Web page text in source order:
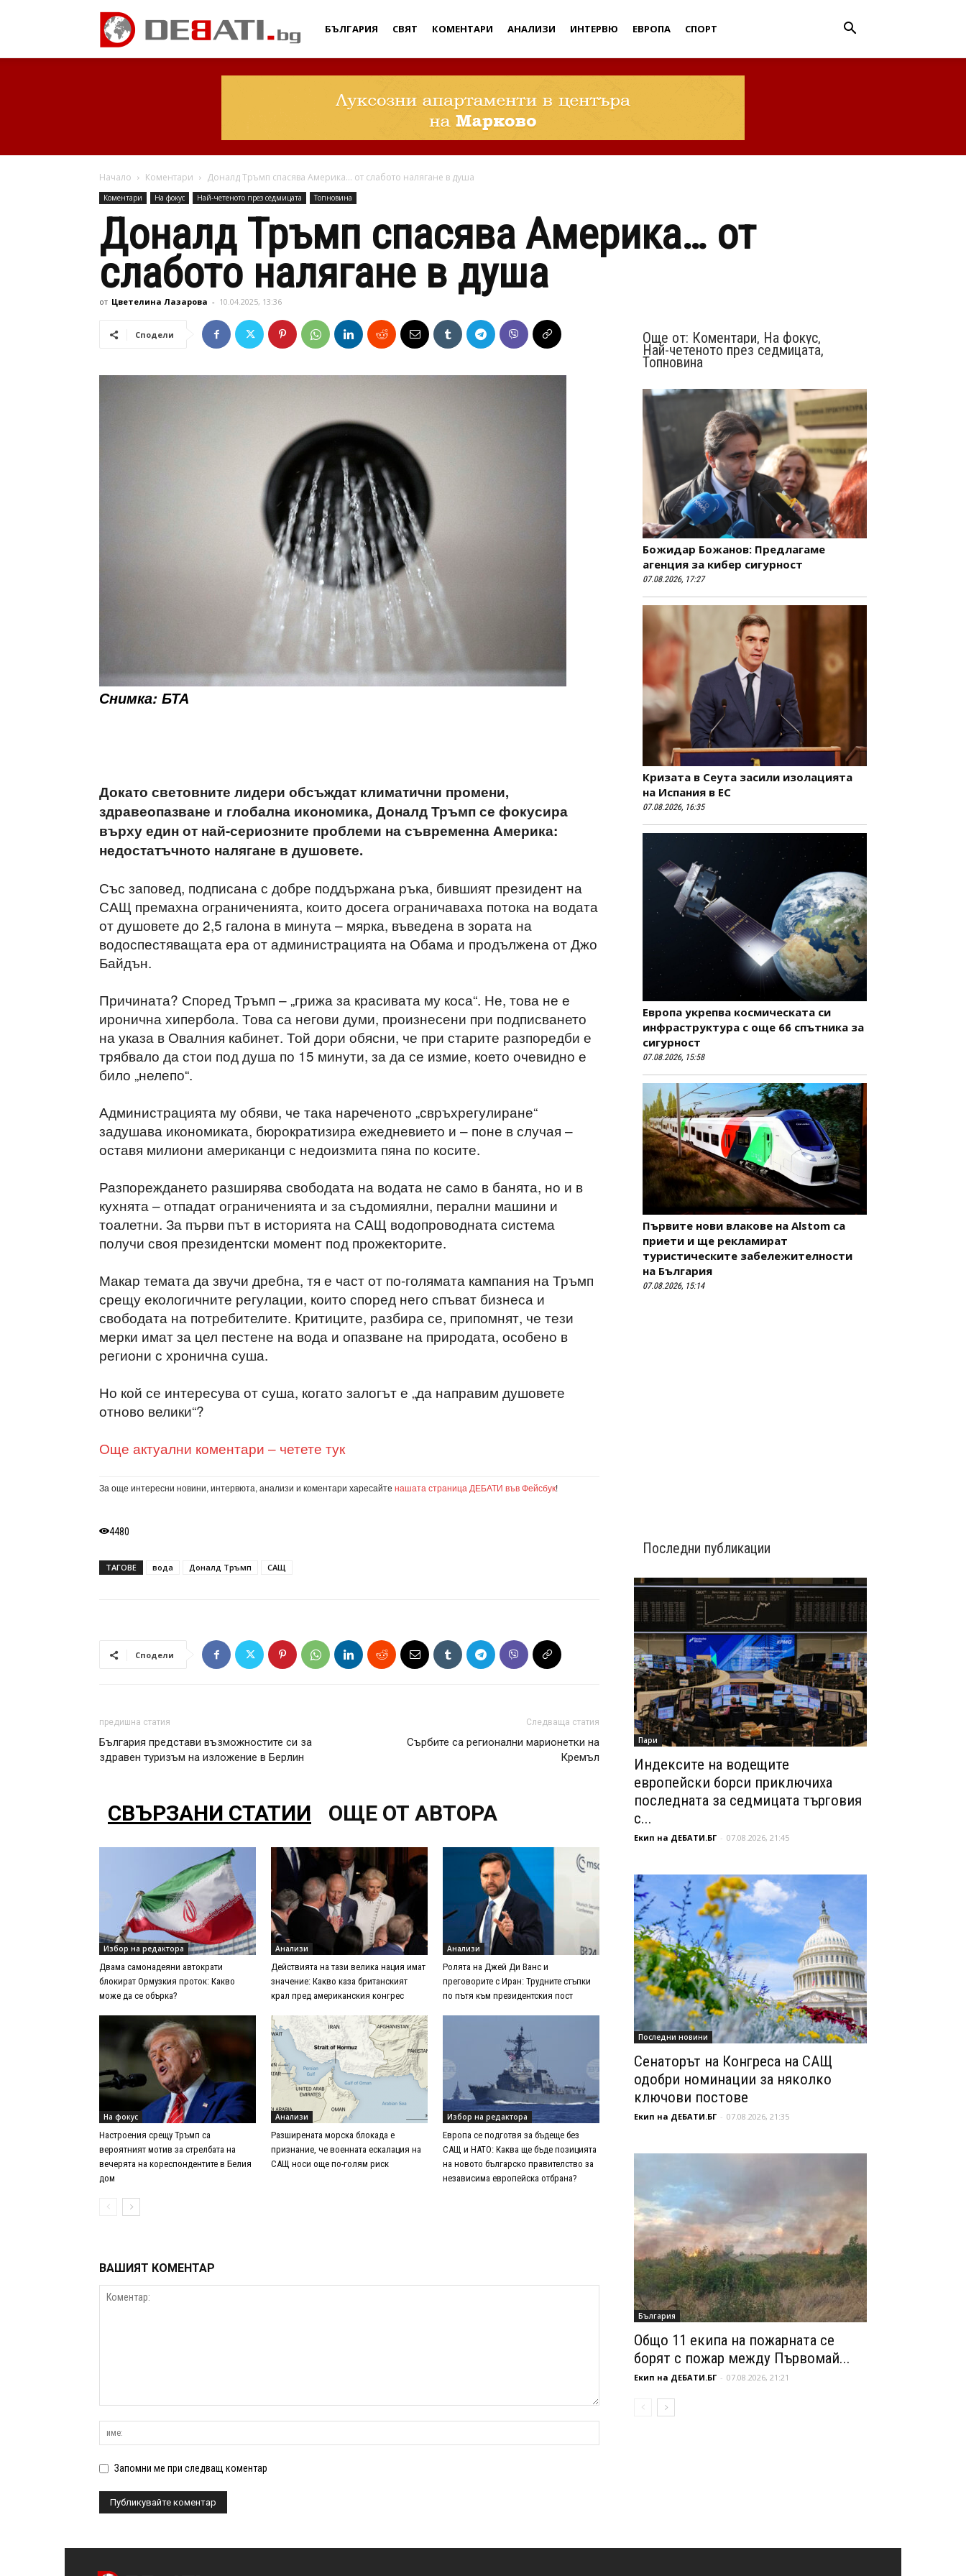
Дебати
БЪЛГАРИЯ СВЯТ КОМЕНТАРИ АНАЛИЗИ ИНТЕРВЮ ЕВРОПА СПОРТ
Начало Коментари Доналд Тръмп спасява Америка… от слабото налягане в душа
Коментари На фокус Най-четеното през седмицата Топновина
Доналд Тръмп спасява Америка… от
слабото налягане в душа
от Цветелина Лазарова - 10.04.2025, 13:36
Сподели
Снимка: БТА
Докато световните лидери обсъждат климатични промени,
здравеопазване и глобална икономика, Доналд Тръмп се фокусира
върху един от най-сериозните проблеми на съвременна Америка:
недостатъчното налягане в душовете.
Със заповед, подписана с добре поддържана ръка, бившият президент на
САЩ премахна ограниченията, които досега ограничаваха потока на водата
от душовете до 2,5 галона в минута – мярка, въведена в зората на
водоспестяващата ера от администрацията на Обама и продължена от Джо
Байдън.
Причината? Според Тръмп – „грижа за красивата му коса“. Не, това не е
иронична хипербола. Това са негови думи, произнесени при подписването
на указа в Овалния кабинет. Той дори обясни, че при старите разпоредби е
трябвало да стои под душа по 15 минути, за да се измие, което очевидно е
било „нелепо“.
Администрацията му обяви, че така нареченото „свръхрегулиране“
задушава икономиката, бюрократизира ежедневието и – поне в случая –
оставя милиони американци с недоизмита пяна по косите.
Разпореждането разширява свободата на водата не само в банята, но и в
кухнята – отпадат ограниченията и за съдомиялни, перални машини и
тоалетни. За първи път в историята на САЩ водопроводната система
получи своя президентски момент под прожекторите.
Макар темата да звучи дребна, тя е част от по-голямата кампания на Тръмп
срещу екологичните регулации, които според него спъват бизнеса и
свободата на потребителите. Критиците, разбира се, припомнят, че тези
мерки имат за цел пестене на вода и опазване на природата, особено в
региони с хронична суша.
Но кой се интересува от суша, когато залогът е „да направим душовете
отново велики“?
Още актуални коментари – четете тук
За още интересни новини, интервюта, анализи и коментари харесайте нашата страница ДЕБАТИ във Фейсбук!
4480
ТАГОВЕ вода Доналд Тръмп САЩ
Сподели
предишна статия
България представи възможностите си за
здравен туризъм на изложение в Берлин
Следваща статия
Сърбите са регионални марионетки на
Кремъл
СВЪРЗАНИ СТАТИИ ОЩЕ ОТ АВТОРА
Избор на редактора
Двама самонадеяни автократи
блокират Ормузкия проток: Какво
може да се обърка?
Анализи
Действията на тази велика нация имат
значение: Какво каза британският
крал пред американския конгрес
Анализи
Ролята на Джей Ди Ванс и
преговорите с Иран: Трудните стъпки
по пътя към президентския пост
На фокус
Настроения срещу Тръмп са
вероятният мотив за стрелбата на
вечерята на кореспондентите в Белия
дом
Анализи
Разширената морска блокада е
признание, че военната ескалация на
САЩ носи още по-голям риск
Избор на редактора
Европа се подготвя за бъдеще без
САЩ и НАТО: Каква ще бъде позицията
на новото българско правителство за
независима европейска отбрана?
ВАШИЯТ КОМЕНТАР
Запомни ме при следващ коментар
Още от: Коментари, На фокус,
Най-четеното през седмицата,
Топновина
Божидар Божанов: Предлагаме
агенция за кибер сигурност
07.08.2026, 17:27
Кризата в Сеута засили изолацията
на Испания в ЕС
07.08.2026, 16:35
Европа укрепва космическата си
инфраструктура с още 66 спътника за
сигурност
07.08.2026, 15:58
Първите нови влакове на Alstom са
приети и ще рекламират
туристическите забележителности
на България
07.08.2026, 15:14
Последни публикации
Пари
Индексите на водещите
европейски борси приключиха
последната за седмицата търговия
с...
Екип на ДЕБАТИ.БГ - 07.08.2026, 21:45
Последни новини
Сенаторът на Конгреса на САЩ
одобри номинации за няколко
ключови постове
Екип на ДЕБАТИ.БГ - 07.08.2026, 21:35
България
Общо 11 екипа на пожарната се
борят с пожар между Първомай...
Екип на ДЕБАТИ.БГ - 07.08.2026, 21:21